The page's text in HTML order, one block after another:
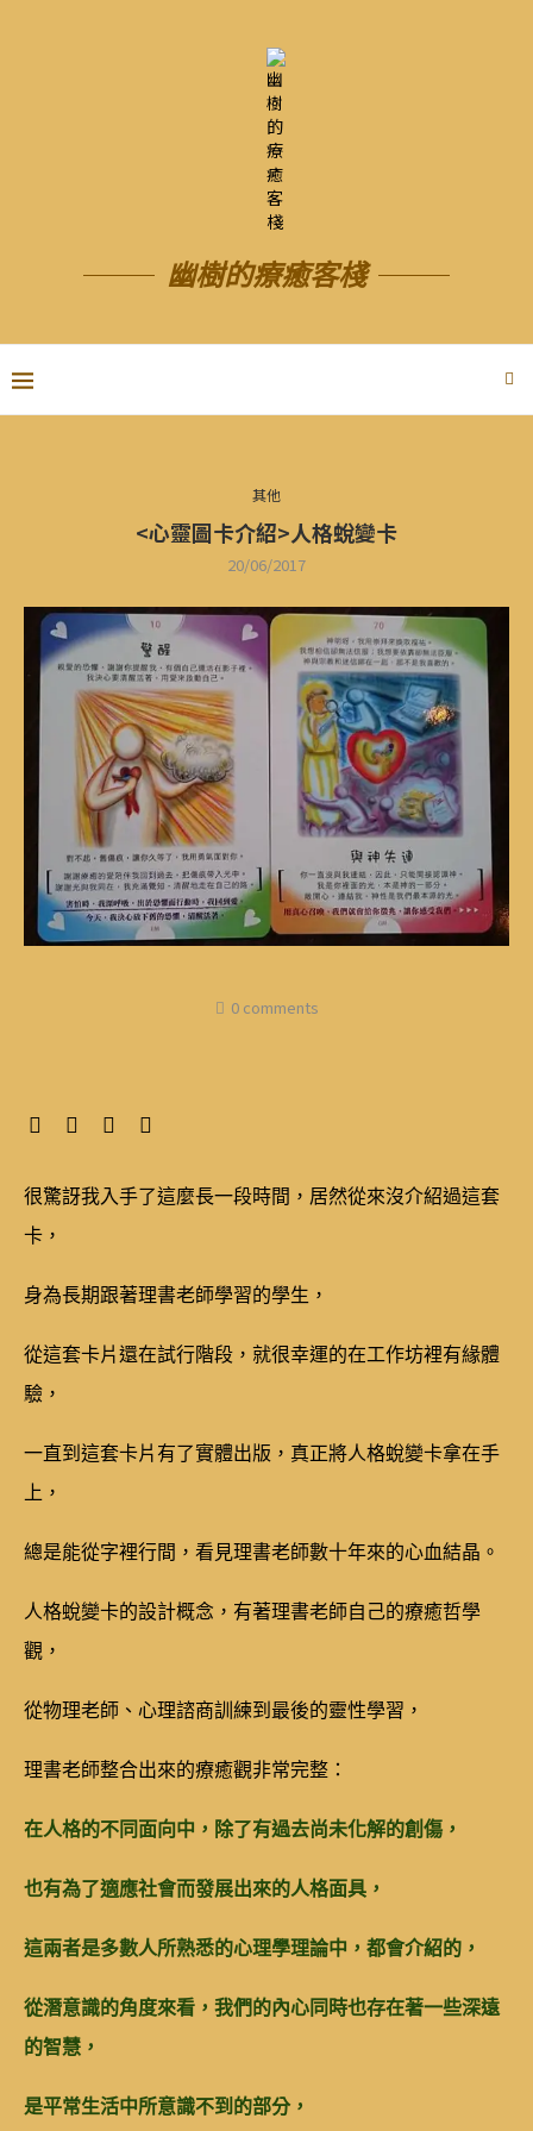
幽樹的療癒客棧
其他
<心靈圖卡介紹>人格蛻變卡
20/06/2017
0 comments
很驚訝我入手了這麼長一段時間，居然從來沒介紹過這套
卡，
身為長期跟著理書老師學習的學生，
從這套卡片還在試行階段，就很幸運的在工作坊裡有緣體
驗，
一直到這套卡片有了實體出版，真正將人格蛻變卡拿在手
上，
總是能從字裡行間，看見理書老師數十年來的心血結晶。
人格蛻變卡的設計概念，有著理書老師自己的療癒哲學
觀，
從物理老師、心理諮商訓練到最後的靈性學習，
理書老師整合出來的療癒觀非常完整：
在人格的不同面向中，除了有過去尚未化解的創傷，
也有為了適應社會而發展出來的人格面具，
這兩者是多數人所熟悉的心理學理論中，都會介紹的，
從潛意識的角度來看， 我們的內心同時也存在著一些深遠
的智慧，
是平常生活中所意識不到的部分，